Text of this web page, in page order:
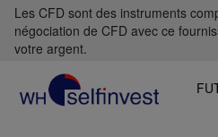
Les CFD sont des instruments
négociation de CFD avec ce
votre argent.